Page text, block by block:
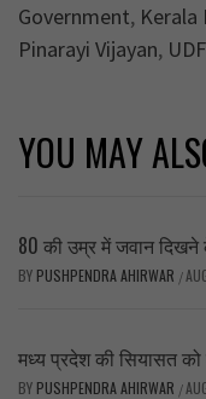
Government, Kerala
Pinarayi Vijayan,
YOU MAY
80 की उम्र में जवान दिखने
BY PUSHPENDRA AHIRWAR /
मध्य प्रदेश की सियासत
BY PUSHPENDRA AHIRWAR /